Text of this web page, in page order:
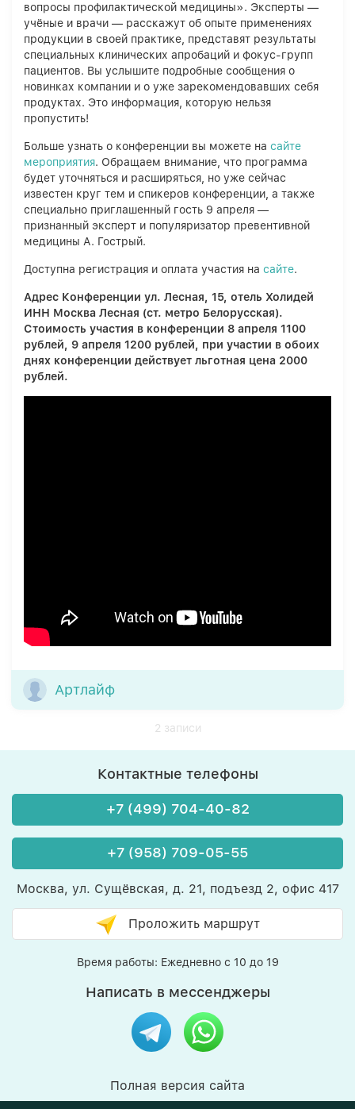
вопросы профилактической медицины». Эксперты —
учёные и врачи — расскажут об опыте применениях
продукции в своей практике, представят результаты
специальных клинических апробаций и фокус-групп
пациентов. Вы услышите подробные сообщения о
новинках компании и о уже зарекомендовавших себя
продуктах. Это информация, которую нельзя
пропустить!
Больше узнать о конференции вы можете на сайте
мероприятия. Обращаем внимание, что программа
будет уточняться и расширяться, но уже сейчас
известен круг тем и спикеров конференции, а также
специально приглашенный гость 9 апреля —
признанный эксперт и популяризатор превентивной
медицины А. Гострый.
Доступна регистрация и оплата участия на сайте.
Адрес Конференции ул. Лесная, 15, отель Холидей
ИНН Москва Лесная (ст. метро Белорусская).
Стоимость участия в конференции 8 апреля 1100
рублей, 9 апреля 1200 рублей, при участии в обоих
днях конференции действует льготная цена 2000
рублей.
Артлайф
2 записи
Контактные телефоны
+7 (499) 704-40-82
+7 (958) 709-05-55
Москва, ул. Сущёвская, д. 21, подъезд 2, офис 417
Проложить маршрут
Время работы: Ежедневно с 10 до 19
Написать в мессенджеры
Полная версия сайта